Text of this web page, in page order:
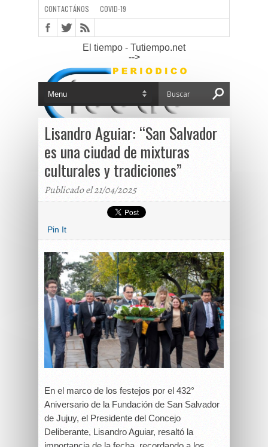
CONTACTÁNOS COVID-19
El tiempo - Tutiempo.net
-->
Lisandro Aguiar: “San Salvador
es una ciudad de mixturas
culturales y tradiciones”
Publicado el 21/04/2025
Pin It
En el marco de los festejos por el 432°
Aniversario de la Fundación de San Salvador
de Jujuy, el Presidente del Concejo
Deliberante, Lisandro Aguiar, resaltó la